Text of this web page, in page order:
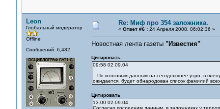
Leon
Глобальный модератор
Offline
Сообщений: 6,482
Re: Миф про 354 заложника.
« Ответ #6 :24 Апреля 2008, 06:02:36 »
Новостная лента газеты "Известия"
Цитировать
09:58 02.09.04
...По итоговым данным на сегодняшнее утро, в
ожидается, будет обнародован список фамилий
Цитировать
13:00 02.09.04
Согласно последним данным, в заложниках у